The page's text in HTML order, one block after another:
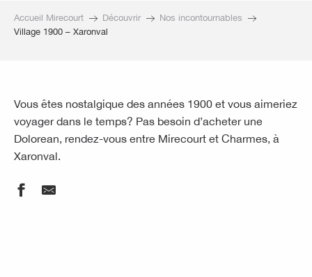
Accueil Mirecourt Découvrir
Nos incontournables
Village 1900 – Xaronval
Vous êtes nostalgique des années 1900 et vous aimeriez
voyager dans le temps? Pas besoin d’acheter une
Dolorean, rendez-vous entre Mirecourt et Charmes, à
Xaronval.